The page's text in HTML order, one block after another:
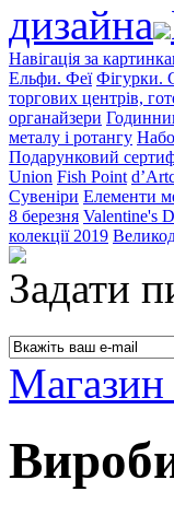
дизайна
Навігація за
Ельфи. Феї Фігурки.
торгових центрів,
органайзери
металу і ротангу
Подарунковий
Union Fish Point
Сувеніри Елементи
8 березня Valentine's
колекції 2019
Задати
Магазин